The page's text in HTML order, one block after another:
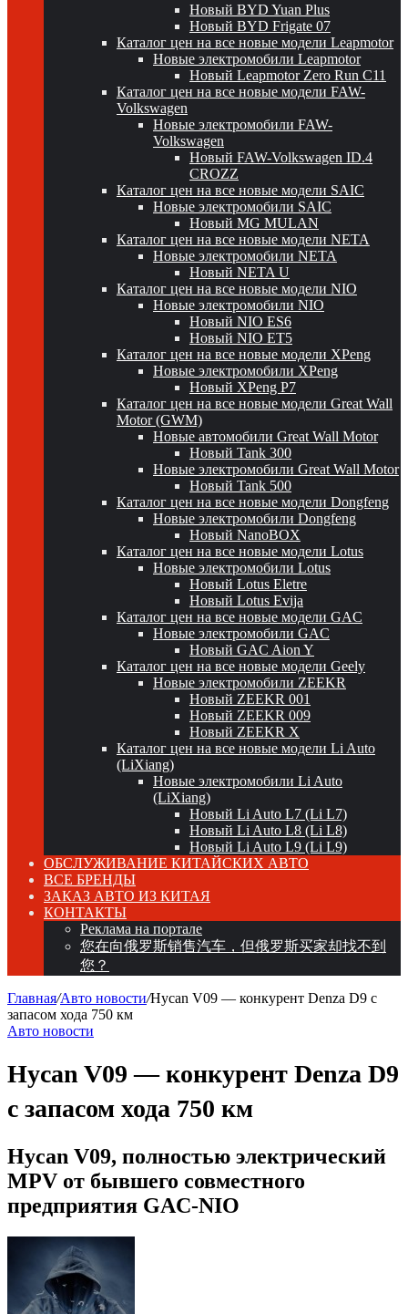
Новый BYD Yuan Plus
Новый BYD Frigate 07
Каталог цен на все новые модели Leapmotor
Новые электромобили Leapmotor
Новый Leapmotor Zero Run C11
Каталог цен на все новые модели FAW-
Volkswagen
Новые электромобили FAW-
Volkswagen
Новый FAW-Volkswagen ID.4
CROZZ
Каталог цен на все новые модели SAIC
Новые электромобили SAIC
Новый MG MULAN
Каталог цен на все новые модели NETA
Новые электромобили NETA
Новый NETA U
Каталог цен на все новые модели NIO
Новые электромобили NIO
Новый NIO ES6
Новый NIO ET5
Каталог цен на все новые модели XPeng
Новые электромобили XPeng
Новый XPeng P7
Каталог цен на все новые модели Great Wall
Motor (GWM)
Новые автомобили Great Wall Motor
Новый Tank 300
Новые электромобили Great Wall Motor
Новый Tank 500
Каталог цен на все новые модели Dongfeng
Новые электромобили Dongfeng
Новый NanoBOX
Каталог цен на все новые модели Lotus
Новые электромобили Lotus
Новый Lotus Eletre
Новый Lotus Evija
Каталог цен на все новые модели GAC
Новые электромобили GAC
Новый GAC Aion Y
Каталог цен на все новые модели Geely
Новые электромобили ZEEKR
Новый ZEEKR 001
Новый ZEEKR 009
Новый ZEEKR X
Каталог цен на все новые модели Li Auto
(LiXiang)
Новые электромобили Li Auto
(LiXiang)
Новый Li Auto L7 (Li L7)
Новый Li Auto L8 (Li L8)
Новый Li Auto L9 (Li L9)
ОБСЛУЖИВАНИЕ КИТАЙСКИХ АВТО
ВСЕ БРЕНДЫ
ЗАКАЗ АВТО ИЗ КИТАЯ
КОНТАКТЫ
Реклама на портале
您在向俄罗斯销售汽车，但俄罗斯买家却找不到
您？
Главная/Авто новости/Hycan V09 — конкурент Denza D9 с
запасом хода 750 км
Авто новости
Hycan V09 — конкурент Denza D9
с запасом хода 750 км
Hycan V09, полностью электрический
MPV от бывшего совместного
предприятия GAC-NIO